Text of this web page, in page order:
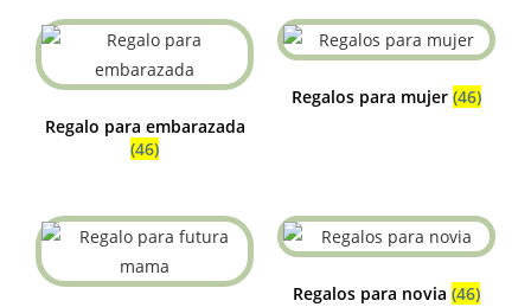
Regalo para embarazada
(46)
Regalos para mujer (46)
Regalos para novia (46)